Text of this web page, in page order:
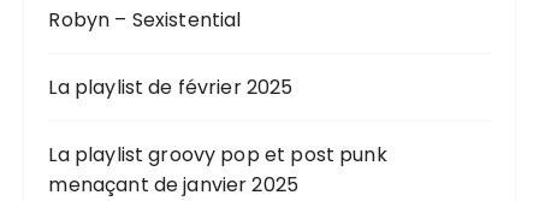
Robyn – Sexistential
La playlist de février 2025
La playlist groovy pop et post punk
menaçant de janvier 2025